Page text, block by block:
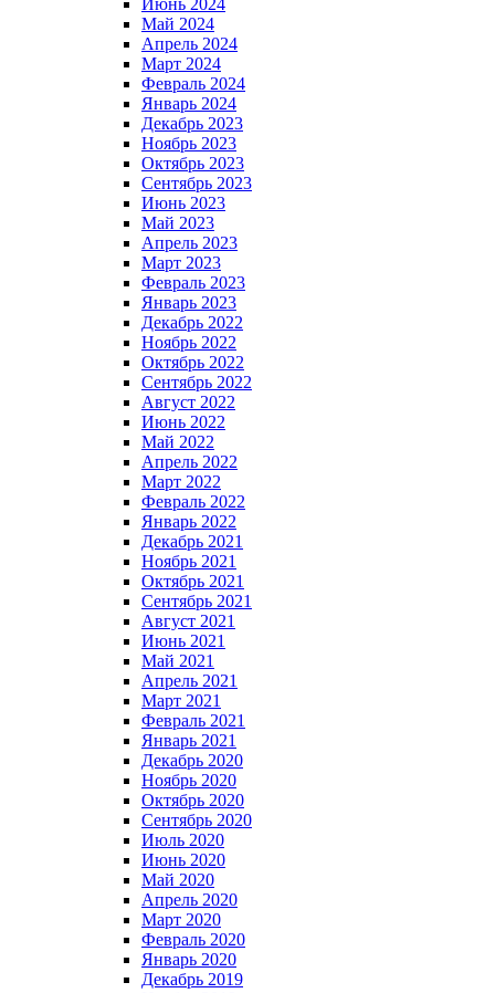
Июнь 2024
Май 2024
Апрель 2024
Март 2024
Февраль 2024
Январь 2024
Декабрь 2023
Ноябрь 2023
Октябрь 2023
Сентябрь 2023
Июнь 2023
Май 2023
Апрель 2023
Март 2023
Февраль 2023
Январь 2023
Декабрь 2022
Ноябрь 2022
Октябрь 2022
Сентябрь 2022
Август 2022
Июнь 2022
Май 2022
Апрель 2022
Март 2022
Февраль 2022
Январь 2022
Декабрь 2021
Ноябрь 2021
Октябрь 2021
Сентябрь 2021
Август 2021
Июнь 2021
Май 2021
Апрель 2021
Март 2021
Февраль 2021
Январь 2021
Декабрь 2020
Ноябрь 2020
Октябрь 2020
Сентябрь 2020
Июль 2020
Июнь 2020
Май 2020
Апрель 2020
Март 2020
Февраль 2020
Январь 2020
Декабрь 2019